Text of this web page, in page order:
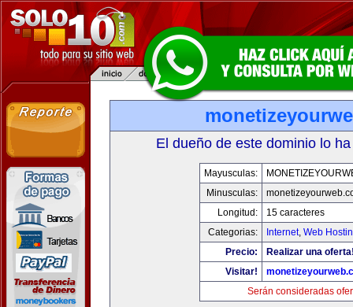
El dueño de este dominio lo
Mayusculas:
Minusculas:
Longitud:
15 caracteres
Categorias:
Internet, Web
Precio:
Realizar una
Visitar!
Serán consideradas